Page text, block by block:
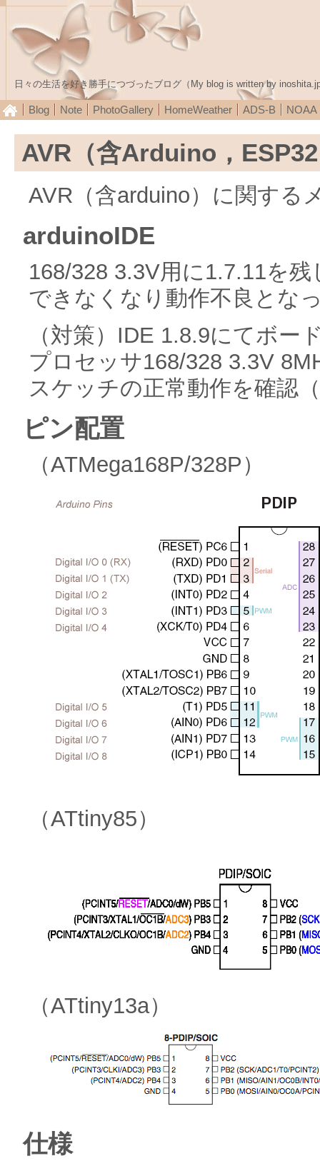
日々の生活を好き勝手につづったブログ（My blog is written by
Blog Note PhotoGallery HomeWeather ADS-B NOAA
AVR（含Arduino，
AVR（含arduino）に関する
arduinoIDE
168/328 3.3V用に1.7.11を
できなくなり動作不良とな
（対策）IDE 1.8.9にてボー
プロセッサ168/328 3.3V
スケッチの正常動作を確認
ピン配置
（ATMega168P/328P）
（ATtiny85）
（ATtiny13a）
仕様